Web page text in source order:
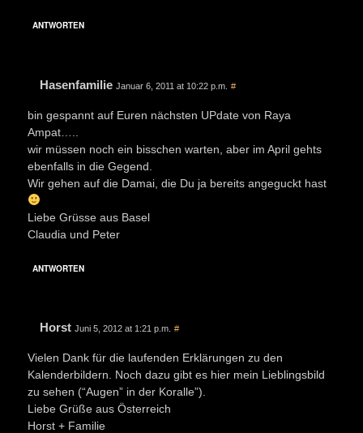
ANTWORTEN
Hasenfamilie Januar 6, 2011 at 10:22 p.m. #
bin gespannt auf Euren nächsten UPdate von Raya
Ampat…..
wir müssen noch ein bisschen warten, aber im April gehts
ebenfalls in die Gegend.
Wir gehen auf die Damai, die Du ja bereits angeguckt hast
Liebe Grüsse aus Basel
Claudia und Peter
ANTWORTEN
Horst Juni 5, 2012 at 1:21 p.m. #
Vielen Dank für die laufenden Erklärungen zu den
Kalenderbildern. Noch dazu gibt es hier mein Lieblingsbild
zu sehen (“Augen” in der Koralle”).
Liebe Grüße aus Österreich
Horst + Familie